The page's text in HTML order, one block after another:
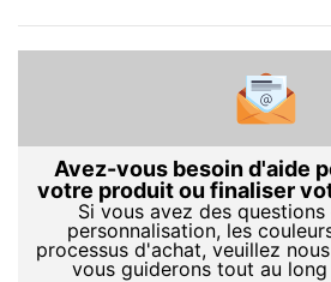
Avez-vous besoin d'aide
votre produit ou finaliser
Si vous avez des
personnalisation, les
processus d'achat, veuillez
vous guiderons tout au